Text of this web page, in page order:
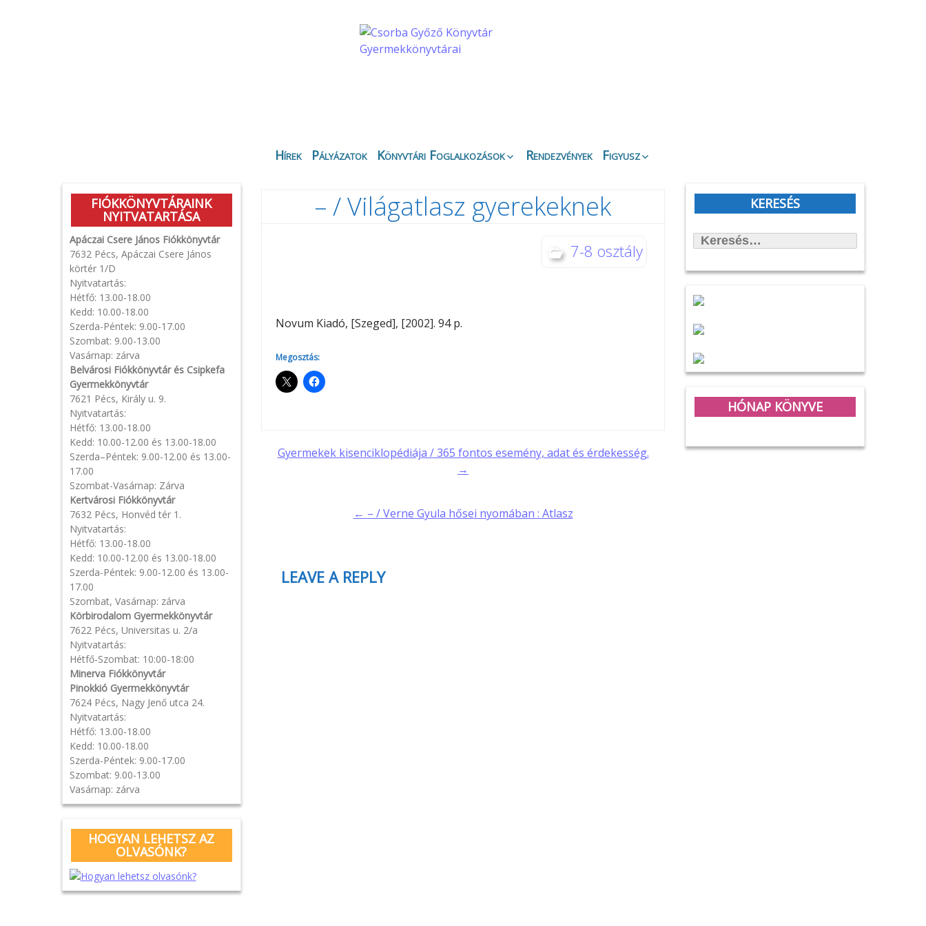
Hírek Pályázatok
Könyvtári Foglalkozások
Fiókkönyvtár
Belvárosi Fiókkönyvtár
Minerva Fiókkönyvtár
Rendezvények
Figyusz
BiblioTéma
Nyitott könyvek
Könyvtámasz Könyvklub
Körbirodalmi lépegető
FIÓKKÖNYVTÁRAINK
NYITVATARTÁSA
Apáczai Csere János Fiókkönyvtár
7632 Pécs, Apáczai Csere János
körtér 1/D
Nyitvatartás:
Hétfő: 13.00-18.00
Kedd: 10.00-18.00
Szerda-Péntek: 9.00-17.00
Szombat: 9.00-13.00
Vasárnap: zárva
Belvárosi Fiókkönyvtár és Csipkefa
Gyermekkönyvtár
7621 Pécs, Király u. 9.
Nyitvatartás:
Hétfő: 13.00-18.00
Kedd: 10.00-12.00 és 13.00-18.00
Szerda–Péntek: 9.00-12.00 és 13.00-
17.00
Szombat-Vasárnap: Zárva
Kertvárosi Fiókkönyvtár
7632 Pécs, Honvéd tér 1.
Nyitvatartás:
Hétfő: 13.00-18.00
Kedd: 10.00-12.00 és 13.00-18.00
Szerda-Péntek: 9.00-12.00 és 13.00-
17.00
Szombat, Vasárnap: zárva
Körbirodalom Gyermekkönyvtár
7622 Pécs, Universitas u. 2/a
Nyitvatartás:
Hétfő-Szombat: 10:00-18:00
Minerva Fiókkönyvtár
Pinokkió Gyermekkönyvtár
7624 Pécs, Nagy Jenő utca 24.
Nyitvatartás:
Hétfő: 13.00-18.00
Kedd: 10.00-18.00
Szerda-Péntek: 9.00-17.00
Szombat: 9.00-13.00
Vasárnap: zárva
HOGYAN LEHETSZ AZ
OLVASÓNK?
KERESÉS
HÓNAP KÖNYVE
– / Világatlasz gyerekeknek
7-8 osztály
Novum Kiadó, [Szeged], [2002]. 94 p.
Megosztás:
Post
Gyermekek kisenciklopédiája / 365 fontos esemény, adat és érdekesség.
→
← – / Verne Gyula hősei nyomában : Atlasz
LEAVE A REPLY